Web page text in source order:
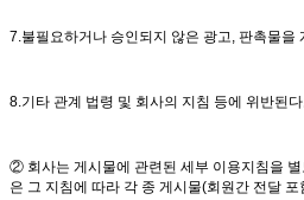
7.불필요하거나 승인되지 않은 광고, 판촉물을
8.기타 관계 법령 및 회사의 지침 등에 위반된
② 회사는 게시물에 관련된 세부 이용지침을
은 그 지침에 따라 각 종 게시물(회원간 전달